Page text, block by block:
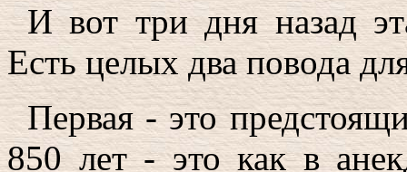
И вот три дня назад
Есть целых два повода
Первая - это
850 лет - это как в